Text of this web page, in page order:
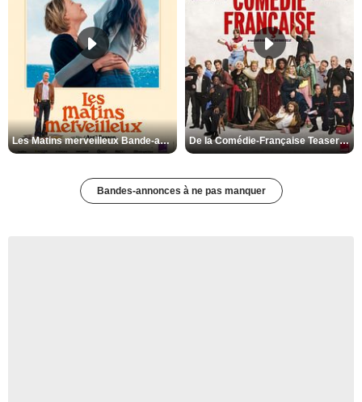
Les Matins merveilleux Bande-annonce VF De la Comédie-Française Teaser VF
Bandes-annonces à ne pas manquer